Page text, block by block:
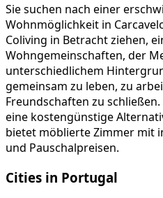
Sie suchen nach einer
Wohnmöglichkeit in
Coliving in Betracht ziehen,
Wohngemeinschaften, der
unterschiedlichem
gemeinsam zu leben, zu
Freundschaften zu
eine kostengünstige
bietet möblierte Zimmer mit
und Pauschalpreisen.
Cities in Portugal